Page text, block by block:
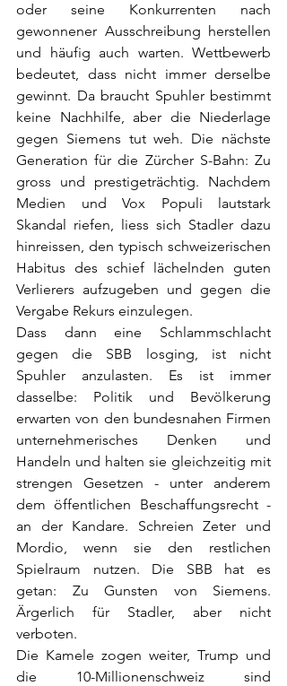
oder seine Konkurrenten nach
gewonnener Ausschreibung herstellen
und häufig auch warten. Wettbewerb
bedeutet, dass nicht immer derselbe
gewinnt. Da braucht Spuhler bestimmt
keine Nachhilfe, aber die Niederlage
gegen Siemens tut weh. Die nächste
Generation für die Zürcher S-Bahn: Zu
gross und prestigeträchtig. Nachdem
Medien und Vox Populi lautstark
Skandal riefen, liess sich Stadler dazu
hinreissen, den typisch schweizerischen
Habitus des schief lächelnden guten
Verlierers aufzugeben und gegen die
Vergabe Rekurs einzulegen.
Dass dann eine Schlammschlacht
gegen die SBB losging, ist nicht
Spuhler anzulasten. Es ist immer
dasselbe: Politik und Bevölkerung
erwarten von den bundesnahen Firmen
unternehmerisches Denken und
Handeln und halten sie gleichzeitig mit
strengen Gesetzen - unter anderem
dem öffentlichen Beschaffungsrecht -
an der Kandare. Schreien Zeter und
Mordio, wenn sie den restlichen
Spielraum nutzen. Die SBB hat es
getan: Zu Gunsten von Siemens.
Ärgerlich für Stadler, aber nicht
verboten.
Die Kamele zogen weiter, Trump und
die 10-Millionenschweiz sind